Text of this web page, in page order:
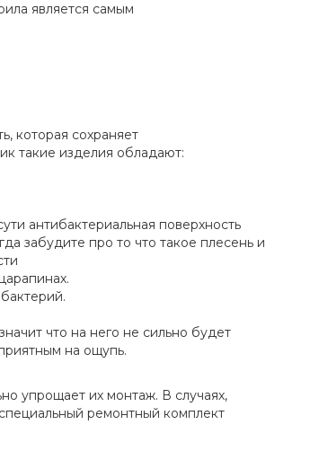
является самым
которая сохраняет
такие изделия обладают:
антибактериальная поверхность
забудите про то что такое плесень и
что на него не сильно будет
на ощупь.
упрощает их монтаж. В случаях,
ремонтный комплект